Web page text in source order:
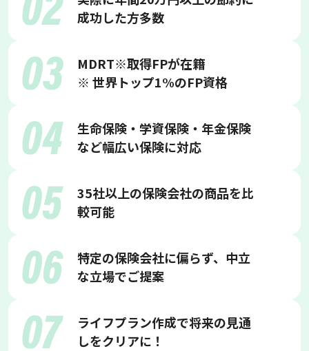
成功した方多数
MDRT※取得FPが在籍
※ 世界トップ1%のFP資格
生命保険・学資保険・年金保険
など幅広い保険に対応
35社以上の保険会社の商品を比
較可能
特定の保険会社に偏らず、中立
な立場でご提案
ライフプラン作成で将来の見通
しをクリアに！